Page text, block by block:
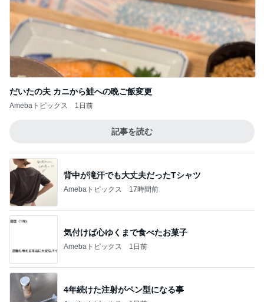
だいたの夫 カニから鮭への晩ご飯変更
Amebaトピックス 1日前
記事を読む
背中が滝汗でも大丈夫だったTシャツ
Amebaトピックス 17時間前
気付けば心ゆくまで食べたお菓子
Amebaトピックス 1日前
4年続けた注射がペン型になる事